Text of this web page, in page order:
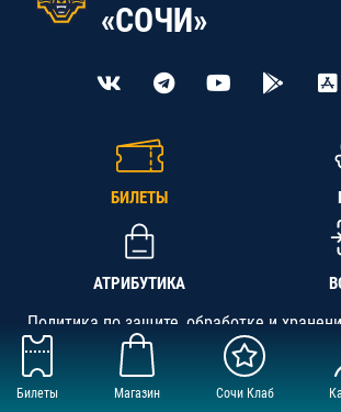
Билеты Магазин Сочи Клаб
«СОЧИ»
БИЛЕТЫ
АТРИБУТИКА
Политика по защите, обработке и
данных
АНО «СК «Кубань-Регион», ОГРН